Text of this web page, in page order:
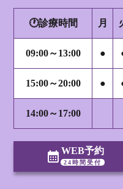
🕐診療時間 月
09:00～13:00 ●
15:00～20:00 ●
14:00～17:00
calendar_month WEB予約
24時間受付